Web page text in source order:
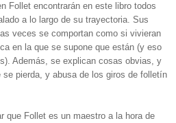
Follet encontrarán en este libro todos
a lo largo de su trayectoria. Sus
veces se comportan como si vivieran
en la que se supone que están (y eso
Además, se explican cosas obvias, y
se pierda, y abusa de los giros de folletín
que Follet es un maestro a la hora de